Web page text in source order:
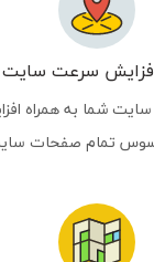
سرعت سایت
شما به همراه
تمام صفحات